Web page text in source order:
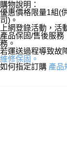
購物說明：
優惠價格限量1組(
司)。
上網登錄活動，活
產品保固/售後服
務。
若運送過程導致故
維修保固。
如何指定訂購 產品